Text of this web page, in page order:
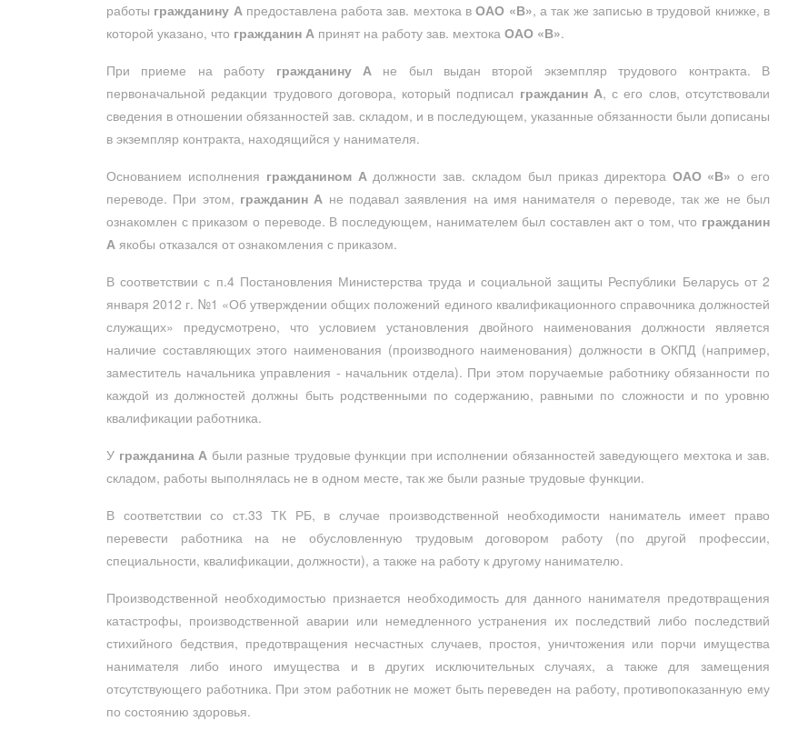
работы гражданину Апредоставлена работа зав. мехтока вОАО «В», а так же записью в трудовой книжке, в
которой указано, что гражданин А принят на работу зав. мехтока ОАО «В».
При приеме на работу гражданину Ане был выдан второй экземпляр трудового контракта. В
первоначальной редакции трудового договора, который подписал гражданин А, с его слов, отсутствовали
сведения в отношении обязанностей зав. складом, и в последующем, указанные обязанности были дописаны
в экземпляр контракта, находящийся у нанимателя.
Основанием исполнения гражданином Адолжности зав. складом был приказ директора ОАО «В» о его
переводе. При этом, гражданин А не подавал заявления на имя нанимателя о переводе, так же не был
ознакомлен с приказом о переводе. В последующем, нанимателем был составлен акт о том, что гражданин
А якобы отказался от ознакомления с приказом.
В соответствии с п.4 Постановления Министерства труда и социальной защиты Республики Беларусь от 2
января 2012 г. №1 «Об утверждении общих положений единого квалификационного справочника должностей
служащих» предусмотрено, что условием установления двойного наименования должности является
наличие составляющих этого наименования (производного наименования) должности в ОКПД (например,
заместитель начальника управления - начальник отдела). При этом поручаемые работнику обязанности по
каждой из должностей должны быть родственными по содержанию, равными по сложности и по уровню
квалификации работника.
У гражданина А были разные трудовые функции при исполнении обязанностей заведующего мехтока и зав.
складом, работы выполнялась не в одном месте, так же были разные трудовые функции.
В соответствии со ст.33 ТК РБ, в случае производственной необходимости наниматель имеет право
перевести работника на не обусловленную трудовым договором работу (по другой профессии,
специальности, квалификации, должности), а также на работу к другому нанимателю.
Производственной необходимостью признается необходимость для данного нанимателя предотвращения
катастрофы, производственной аварии или немедленного устранения их последствий либо последствий
стихийного бедствия, предотвращения несчастных случаев, простоя, уничтожения или порчи имущества
нанимателя либо иного имущества и в других исключительных случаях, а также для замещения
отсутствующего работника. При этом работник не может быть переведен на работу, противопоказанную ему
по состоянию здоровья.